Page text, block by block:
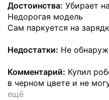
Достоинства: Убирает
Недорогая модель
Сам паркуется на
Недостатки: Не
Комментарий: Купил
в черном цвете и не
ещё